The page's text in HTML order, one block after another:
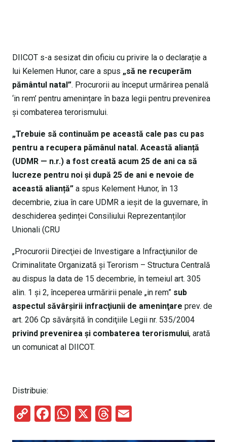
DIICOT s-a sesizat din oficiu cu privire la o declarație a
lui Kelemen Hunor, care a spus „să ne recuperăm
pământul natal”. Procurorii au început urmărirea penală
‘in rem’ pentru amenințare în baza legii pentru prevenirea
și combaterea terorismului.
„Trebuie să continuăm pe această cale pas cu pas
pentru a recupera pămânul natal. Această alianță
(UDMR — n.r.) a fost creată acum 25 de ani ca să
lucreze pentru noi și după 25 de ani e nevoie de
această alianță” a spus Kelement Hunor, în 13
decembrie, ziua în care UDMR a ieșit de la guvernare, în
deschiderea ședinței Consiliului Reprezentanților
Unionali (CRU
„Procurorii Direcţiei de Investigare a Infracţiunilor de
Criminalitate Organizată şi Terorism – Structura Centrală
au dispus la data de 15 decembrie, în temeiul art. 305
alin. 1 şi 2, începerea urmăririi penale „in rem” sub
aspectul săvârşirii infracţiunii de ameninţare prev. de
art. 206 Cp săvârşită în condiţiile Legii nr. 535/2004
privind prevenirea şi combaterea terorismului, arată
un comunicat al DIICOT.
Distribuie:
C
F
W X
T